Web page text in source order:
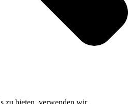
zu bieten, verwenden wir